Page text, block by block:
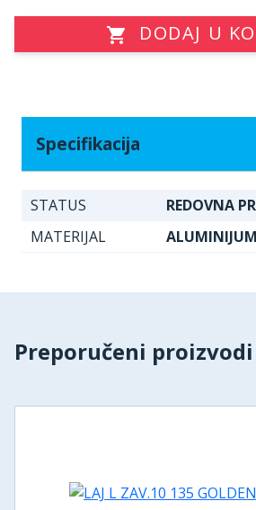
DODAJ U
Specifikacija
STATUS
REDOVNA
MATERIJAL
Preporučeni proizvodi